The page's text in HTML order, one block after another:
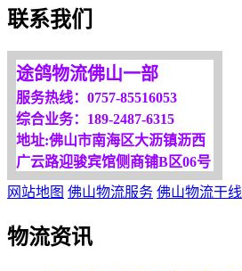
欢迎您光临！
我们将竭诚为你服务！
联系我们
途鸽物流佛山一部
服务热线：0757-85516053
综合业务：189-2487-6315
地址:佛山市南海区大沥镇沥西
广云路迎骏宾馆侧商铺B区06号
网站地图 佛山物流服务 佛山物流干线
物流资讯